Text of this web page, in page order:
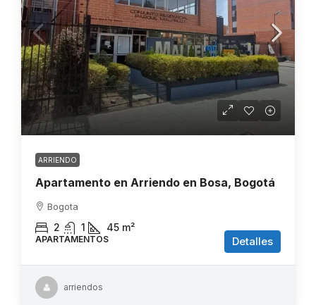
$1.200.000
ARRIENDO
Apartamento en Arriendo en Bosa, Bogotá
Bogota
2 1 45 m²
APARTAMENTOS Detalles
arriendos